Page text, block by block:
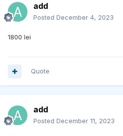
add
Posted December 4, 2023
1800 lei
Quote
add
Posted December 11, 2023